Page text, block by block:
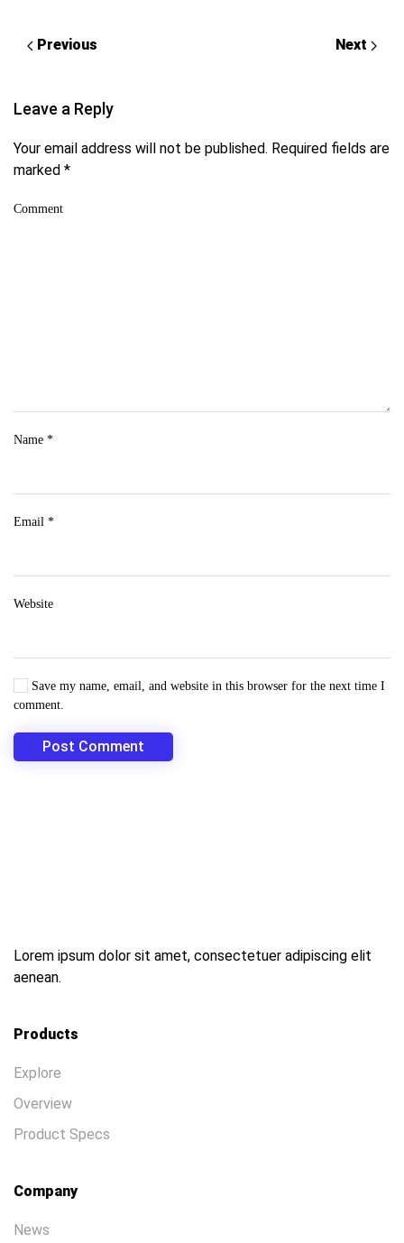
Previous Next
Leave a Reply
Your email address will not be published. Required fields are
marked *
Comment
Name *
Email *
Website
Save my name, email, and website in this browser for the next time I
comment.
Post Comment
Lorem ipsum dolor sit amet, consectetuer adipiscing elit
aenean.
Products
Explore
Overview
Product Specs
Company
News